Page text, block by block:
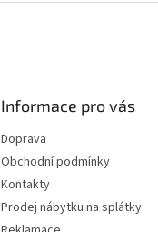
Informace pro vás
Doprava
Obchodní podmínky
Kontakty
Prodej nábytku na splátky